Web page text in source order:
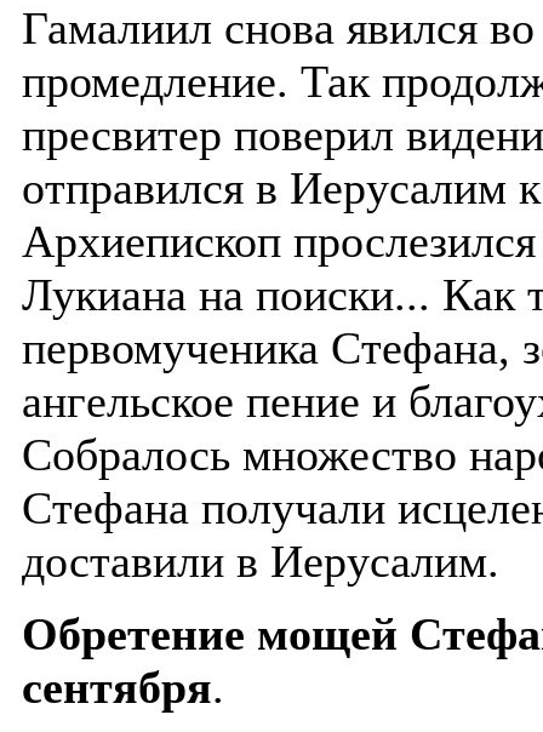
Гамалиил снова явился
промедление. Так
пресвитер поверил
отправился в Иерусалим
Архиепископ
Лукиана на поиски... Как
первомученика Стефана,
ангельское пение и
Собралось множество
Стефана получали
доставили в Иерусалим.
Обретение мощей
сентября.